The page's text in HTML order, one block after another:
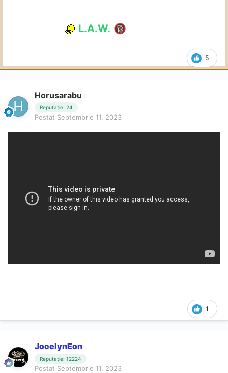
5
L.A.W. 🔞
Horusarabu
Reputație: 24
Postat Septembrie 11, 2023
1
JocelynEon
Reputație: 12224
Postat Septembrie 11, 2023